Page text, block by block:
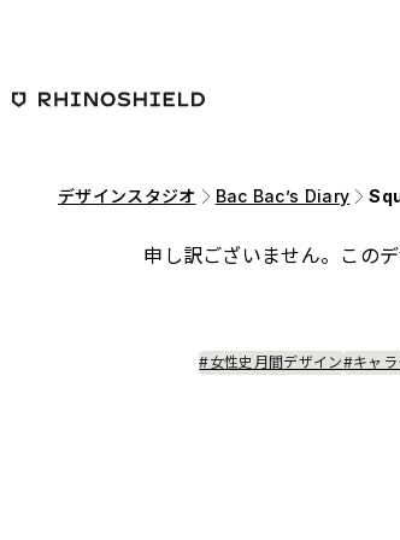
デザインスタジオ Bac Bac’s Diary
申し訳ございません。この
#女性史月間デザイン#キャラ